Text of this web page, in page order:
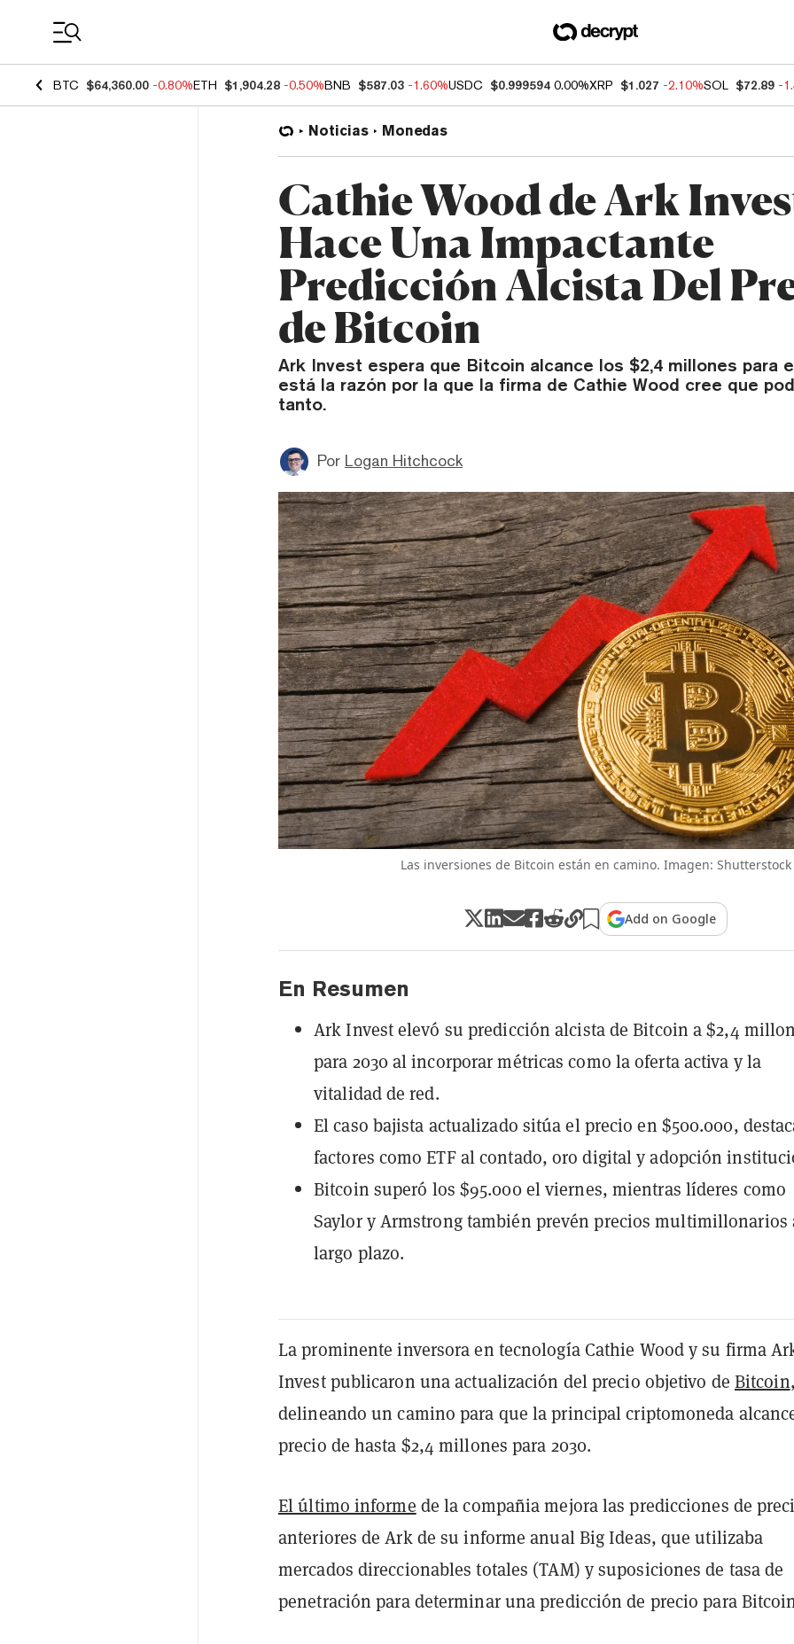
BTC $64,360.00 -0.80%ETH $1,904.28 -0.50%BNB $587.03 -1.60%USDC $0.999594 0.00%XRP $1.027 -2.10%SOL $72.89 -
Noticias Monedas
Cathie Wood de Ark
Hace Una Impactante
Predicción Alcista Del
de Bitcoin
Ark Invest espera que Bitcoin alcance los $2,4 millones para
está la razón por la que la firma de Cathie Wood cree que
tanto.
Por Logan Hitchcock
Las inversiones de Bitcoin están en camino. Imagen: Shutterstock
Add on Google
En Resumen
Ark Invest elevó su predicción alcista de Bitcoin a $2,4
para 2030 al incorporar métricas como la oferta activa y la
vitalidad de red.
El caso bajista actualizado sitúa el precio en $500.000,
factores como ETF al contado, oro digital y adopción
Bitcoin superó los $95.000 el viernes, mientras líderes como
Saylor y Armstrong también prevén precios multimillonarios
largo plazo.
La prominente inversora en tecnología Cathie Wood y su firma
Invest publicaron una actualización del precio objetivo de Bitcoin,
delineando un camino para que la principal criptomoneda
precio de hasta $2,4 millones para 2030.
El último informe de la compañia mejora las predicciones de
anteriores de Ark de su informe anual Big Ideas, que utilizaba
mercados direccionables totales (TAM) y suposiciones de tasa de
penetración para determinar una predicción de precio para